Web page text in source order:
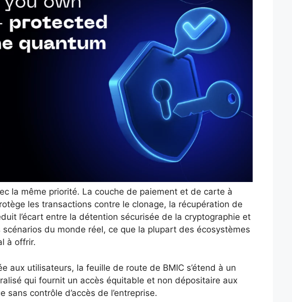
la même priorité. La couche de paiement et de carte à
les transactions contre le clonage, la récupération de
l’écart entre la détention sécurisée de la cryptographie et
du monde réel, ce que la plupart des écosystèmes
à offrir.
aux utilisateurs, la feuille de route de BMIC s’étend à un
qui fournit un accès équitable et non dépositaire aux
sans contrôle d’accès de l’entreprise.